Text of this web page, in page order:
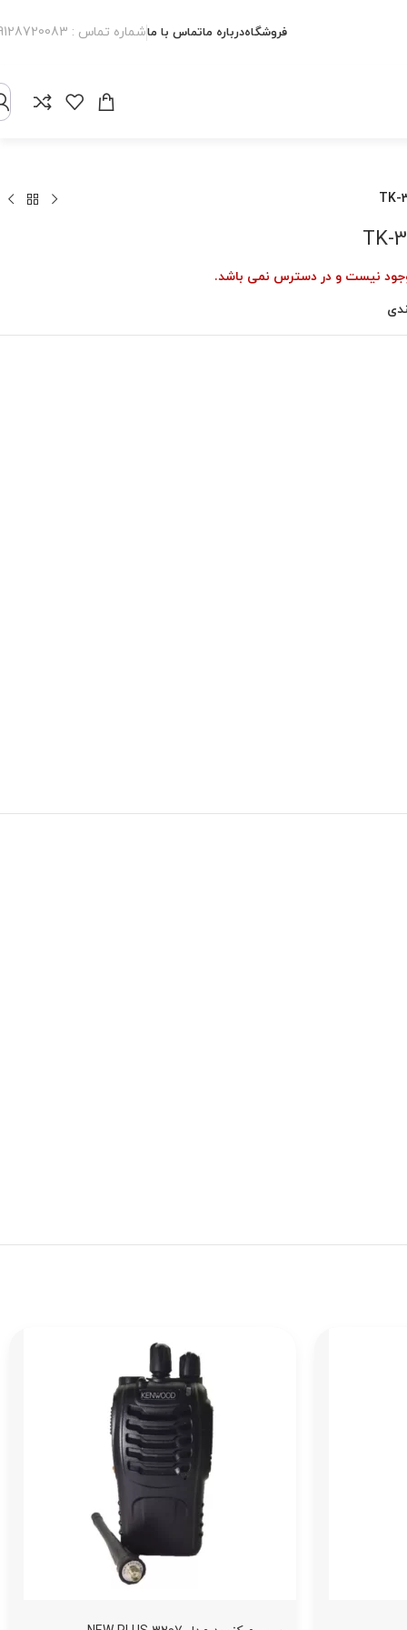
فروشگاهدرباره ماتماس با ماشماره تماس : 09128720083
نیست و در دسترس نمی باشد.